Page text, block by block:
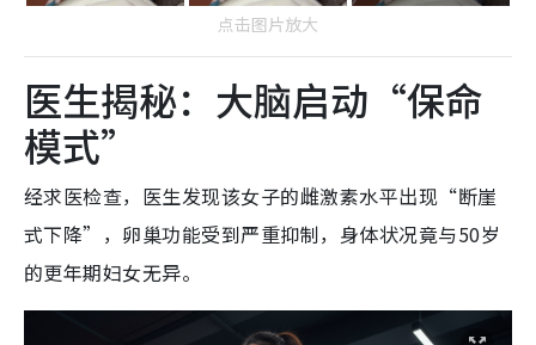
点击图片放大
医生揭秘：大脑启动“保命
模式”
经求医检查，医生发现该女子的雌激素水平出现“断崖
式下降”，卵巢功能受到严重抑制，身体状况竟与50岁
的更年期妇女无异。